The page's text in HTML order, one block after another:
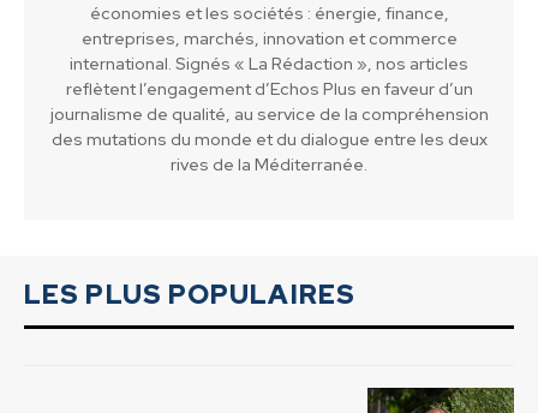
économies et les sociétés : énergie, finance,
entreprises, marchés, innovation et commerce
international. Signés « La Rédaction », nos articles
reflètent l’engagement d’Echos Plus en faveur d’un
journalisme de qualité, au service de la compréhension
des mutations du monde et du dialogue entre les deux
rives de la Méditerranée.
LES PLUS POPULAIRES